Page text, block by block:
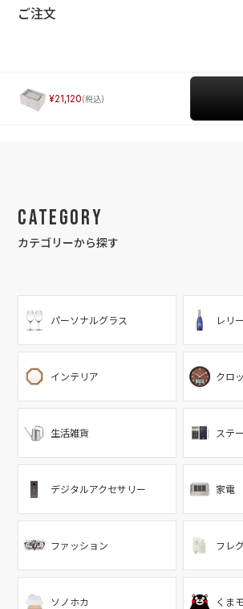
ご注文
21,120
Category
カテゴリーから探す
パーソナルグラス レリ
インテリア クロ
生活雑貨 ステ
デジタルアクセサリー 家電
ファッション フレ
ソノホカ くま